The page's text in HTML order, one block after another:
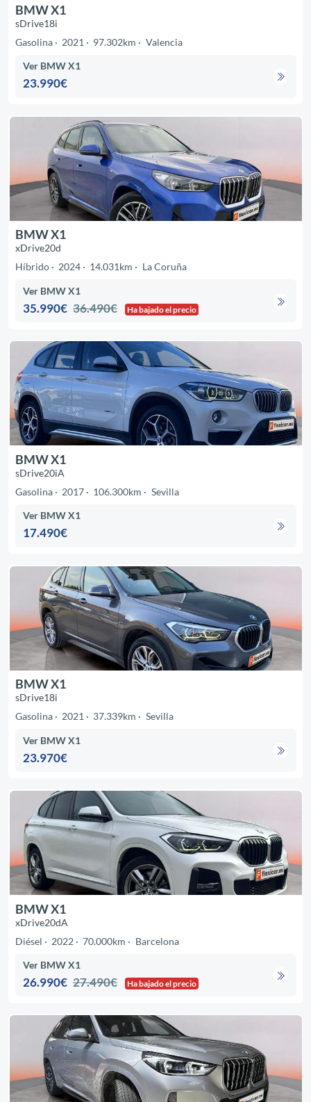
BMW X1
sDrive18i
Gasolina
2021 97.302km Valencia
Ver BMW X1
23.990€
BMW X1
xDrive20d
Híbrido
2024 14.031km La Coruña
Ver BMW X1
35.990€ 36.490€ Ha bajado el precio
BMW X1
sDrive20iA
Gasolina
2017 106.300km Sevilla
Ver BMW X1
17.490€
BMW X1
sDrive18i
Gasolina
2021 37.339km Sevilla
Ver BMW X1
23.970€
BMW X1
xDrive20dA
Diésel
2022 70.000km Barcelona
Ver BMW X1
26.990€ 27.490€ Ha bajado el precio